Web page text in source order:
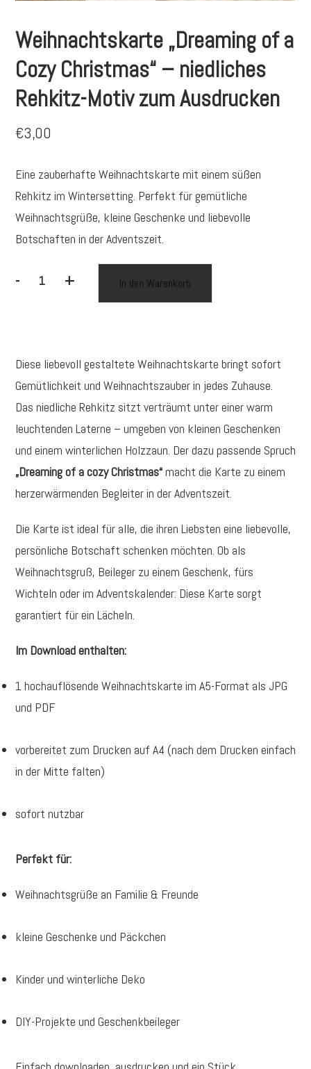
Weihnachtskarte „Dreaming of a
Cozy Christmas“ – niedliches
Rehkitz-Motiv zum Ausdrucken
€3,00
Eine zauberhafte Weihnachtskarte mit einem süßen
Rehkitz im Wintersetting. Perfekt für gemütliche
Weihnachtsgrüße, kleine Geschenke und liebevolle
Botschaften in der Adventszeit.
-Weihnachtskarte
Cozy
Christmas“
–
Motiv
zum
Ausdrucken
+ In den Warenkorb
Diese liebevoll gestaltete Weihnachtskarte bringt sofort
Gemütlichkeit und Weihnachtszauber in jedes Zuhause.
Das niedliche Rehkitz sitzt verträumt unter einer warm
leuchtenden Laterne – umgeben von kleinen Geschenken
und einem winterlichen Holzzaun. Der dazu passende Spruch
„Dreaming of a cozy Christmas“macht die Karte zu einem
herzerwärmenden Begleiter in der Adventszeit.
Die Karte ist ideal für alle, die ihren Liebsten eine liebevolle,
persönliche Botschaft schenken möchten. Ob als
Weihnachtsgruß, Beileger zu einem Geschenk, fürs
Wichteln oder im Adventskalender: Diese Karte sorgt
garantiert für ein Lächeln.
Im Download enthalten:
1 hochauflösende Weihnachtskarte im A5-Format als JPG
und PDF
vorbereitet zum Drucken auf A4 (nach dem Drucken einfach
in der Mitte falten)
sofort nutzbar
Perfekt für:
Weihnachtsgrüße an Familie & Freunde
kleine Geschenke und Päckchen
Kinder und winterliche Deko
DIY-Projekte und Geschenkbeileger